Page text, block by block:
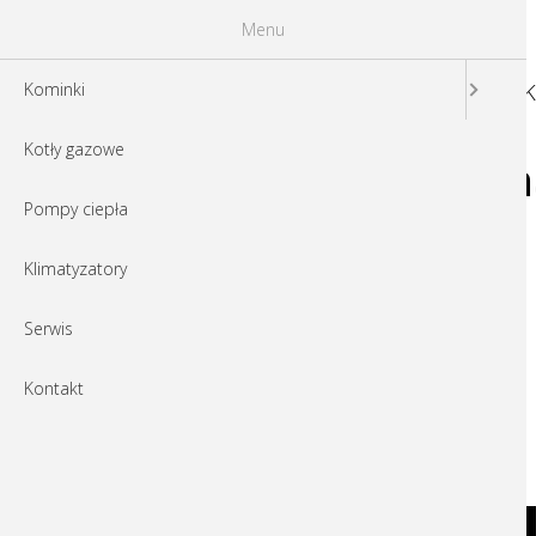
Menu
Kominki
Kotły gazowe
Pompy ciepła
Klimatyzatory
Serwis
Kontakt